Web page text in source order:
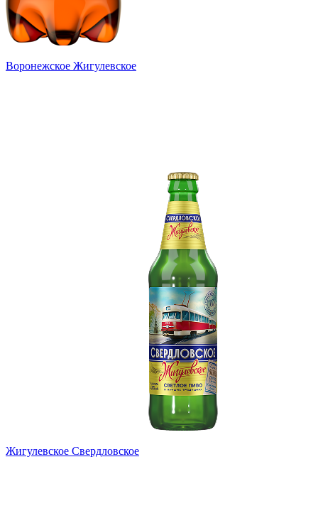
Воронежское Жигулевское
Жигулевское Свердловское